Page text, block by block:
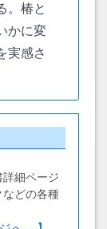
。椿と
かに変
実感さ
詳細ページ
などの各種